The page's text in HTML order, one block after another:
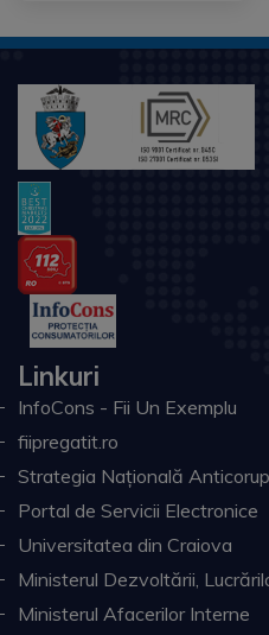
Linkuri
InfoCons - Fii Un Exemplu
fiipregatit.ro
Strategia Națională
Portal de Servicii Electronice
Universitatea din Craiova
Ministerul Dezvoltării,
Ministerul Afacerilor Interne